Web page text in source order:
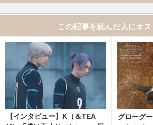
この記事を読んだ人にオス
【インタビュー】K（＆TEA
グローグ